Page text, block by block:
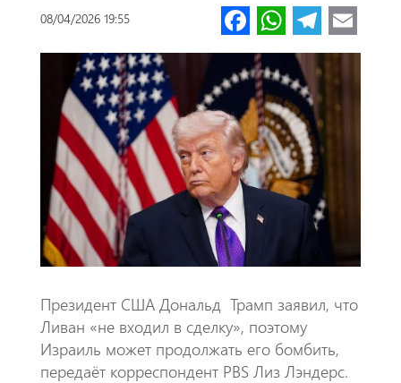
08/04/2026 19:55 Fa
ce
b
o
o
k
W
h
at
s
A
p
p
Te
le
gr
a
m
m
ail
Президент США Дональд Трамп заявил, что
Ливан «не входил в сделку», поэтому
Израиль может продолжать его бомбить,
передаёт корреспондент PBS Лиз Лэндерс.